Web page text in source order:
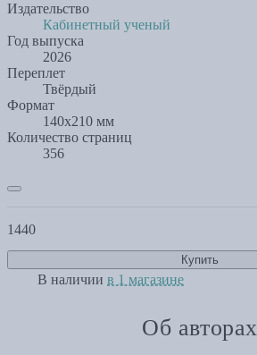
Издательство
Кабинетный ученый
Год выпуска
2026
Переплет
Твёрдый
Формат
140х210 мм
Количество страниц
356
1440
Купить
В наличии в 1 магазине
Об авторах